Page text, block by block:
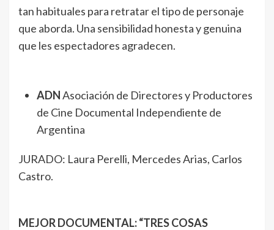
tan habituales para retratar el tipo de personaje
que aborda. Una sensibilidad honesta y genuina
que les espectadores agradecen.
ADNAsociación de Directores y Productores
de Cine Documental Independiente de
Argentina
JURADO: Laura Perelli, Mercedes Arias, Carlos
Castro.
MEJOR DOCUMENTAL: “TRES COSAS